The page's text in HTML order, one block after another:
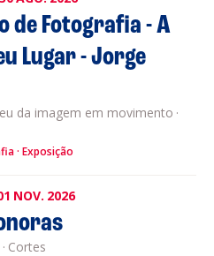
de Fotografia - A
Lugar - Jorge
da imagem em movimento ·
Exposição
NOV. 2026
· Cortes